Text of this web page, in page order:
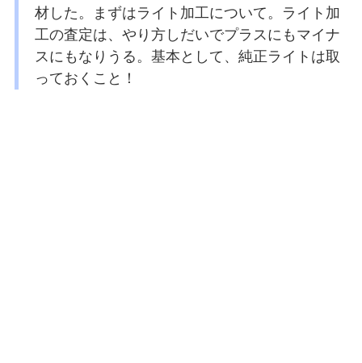
材した。まずはライト加工について。ライト加
工の査定は、やり方しだいでプラスにもマイナ
スにもなりうる。基本として、純正ライトは取
っておくこと！